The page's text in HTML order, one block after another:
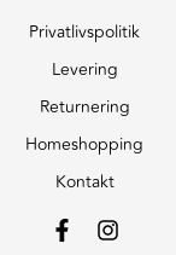
Privatlivspolitik
Levering
Returnering
Homeshopping
Kontakt